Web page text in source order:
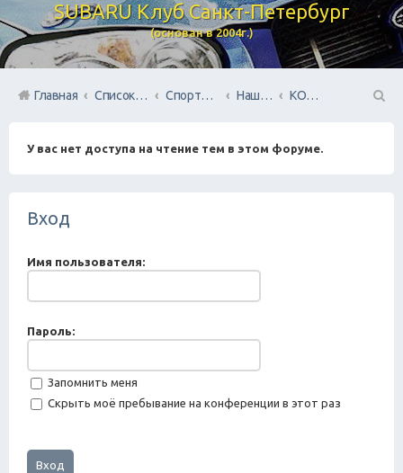
SUBARU Клуб Санкт-Петербург
(основан в 2004г.)
Главная Список форумов Спортивный раздел Наша команда SUBARU TEAM SPB
КОЛЬЦО
У вас нет доступа на чтение тем в этом форуме.
Вход
Имя пользователя:
Пароль:
Запомнить меня
Скрыть моё пребывание на конференции в этот раз